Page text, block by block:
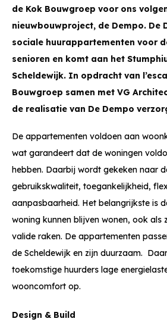
de Kok Bouwgroep voor ons
nieuwbouwproject, de Dempo. De
sociale huurappartementen voor
senioren en komt aan het
Scheldewijk. In opdracht van
Bouwgroep samen met VG
de realisatie van De Dempo
De appartementen voldoen aan
wat garandeert dat de woningen
hebben. Daarbij wordt gekeken naar
gebruikskwaliteit, toegankelijkheid,
aanpasbaarheid. Het belangrijkste is
woning kunnen blijven wonen, ook als
valide raken. De appartementen
de Scheldewijk en zijn duurzaam.
toekomstige huurders lage
wooncomfort op.
Design & Build